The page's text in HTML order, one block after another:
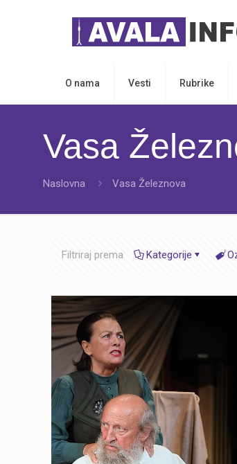
O nama Vesti Rubrike
Vasa
Naslovna Vasa Železnova
Filtriraj prema Kategorije